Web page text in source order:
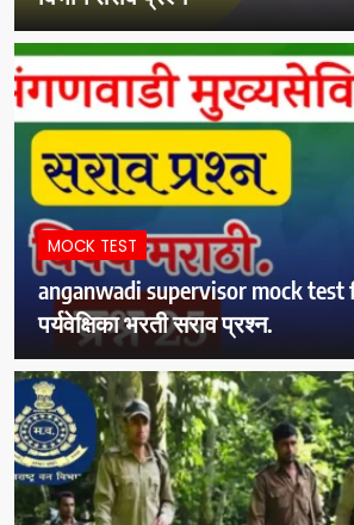
MOCK TEST
anganwadi supervisor mock test
पर्यवेक्षिका भरती सराव प्रश्न.